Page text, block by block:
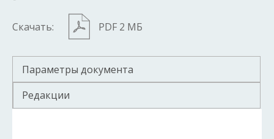
Скачать: PDF 2 МБ
Параметры документа
Редакции